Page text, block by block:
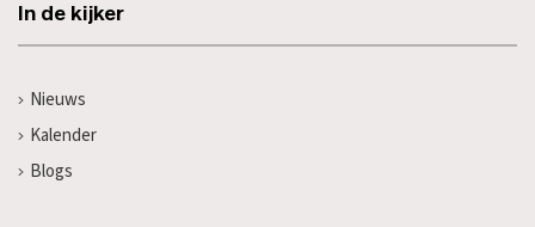
In de kijker
Nieuws
Kalender
Blogs